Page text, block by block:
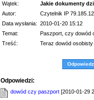
Wątek:
Jakie dokumenty
Autor:
Czytelnik IP
Data wysłania: 2010-01-20 15:12
Temat:
Paszport, czy dowód
Treść:
Teraz dowód
Odpowiedz
Odpowiedzi:
dowód czy paszport [2010-01-29